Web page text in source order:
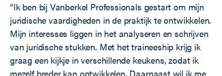
Vacatures
“Ik ben bij Vanberkel Professionals gestart om mijn
juridische vaardigheden in de praktijk te ontwikkelen.
Mijn interesses liggen in het analyseren en schrijven
van juridische stukken. Met het traineeship krijg ik
graag een kijkje in verschillende keukens, zodat ik
mezelf breder kan ontwikkelen. Daarnaast wil ik me